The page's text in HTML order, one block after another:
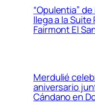
“Opulentia”
llega a la
Fairmont El
Merdulié
aniversario
Cándano en